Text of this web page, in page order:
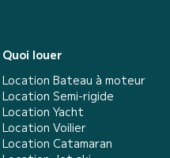
Quoi louer
Location Bateau à moteur
Location Semi-rigide
Location Yacht
Location Voilier
Location Catamaran